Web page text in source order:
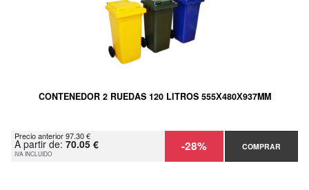
CONTENEDOR 2 RUEDAS 120 LITROS 555Х480Х937MM
Precio anterior 97.30 €
A partir de: 70.05 €
IVA INCLUIDO -28% COMPRAR